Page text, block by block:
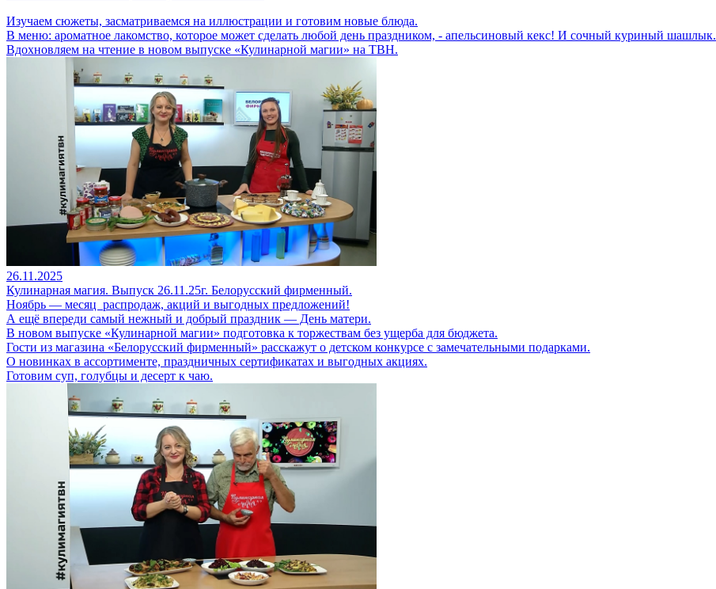
Изучаем сюжеты, засматриваемся на иллюстрации и готовим новые блюда.
В меню: ароматное лакомство, которое может сделать любой день праздником, - апельсиновый кекс! И сочный куриный шашлык.
Вдохновляем на чтение в новом выпуске «Кулинарной магии» на ТВН.
26.11.2025
Кулинарная магия. Выпуск 26.11.25г. Белорусский фирменный.
Ноябрь — месяц распродаж, акций и выгодных предложений!
А ещё впереди самый нежный и добрый праздник — День матери.
В новом выпуске «Кулинарной магии» подготовка к торжествам без ущерба для бюджета.
Гости из магазина «Белорусский фирменный» расскажут о детском конкурсе с замечательными подарками.
О новинках в ассортименте, праздничных сертификатах и выгодных акциях.
Готовим суп, голубцы и десерт к чаю.